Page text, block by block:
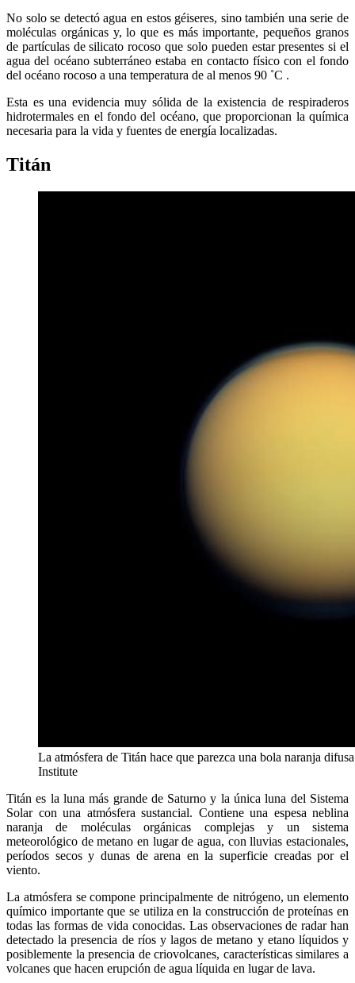
No solo se detectó agua en estos géiseres, sino también una serie de
moléculas orgánicas y, lo que es más importante, pequeños granos
de partículas de silicato rocoso que solo pueden estar presentes si el
agua del océano subterráneo estaba en contacto físico con el fondo
del océano rocoso a una temperatura de al menos 90 ˚C .
Esta es una evidencia muy sólida de la existencia de respiraderos
hidrotermales en el fondo del océano, que proporcionan la química
necesaria para la vida y fuentes de energía localizadas.
Titán
La atmósfera de Titán hace que parezca una bola naranja
Institute
Titán es la luna más grande de Saturno y la única luna del Sistema
Solar con una atmósfera sustancial. Contiene una espesa neblina
naranja de moléculas orgánicas complejas y un sistema
meteorológico de metano en lugar de agua, con lluvias estacionales,
períodos secos y dunas de arena en la superficie creadas por el
viento.
La atmósfera se compone principalmente de nitrógeno, un elemento
químico importante que se utiliza en la construcción de proteínas en
todas las formas de vida conocidas. Las observaciones de radar han
detectado la presencia de ríos y lagos de metano y etano líquidos y
posiblemente la presencia de criovolcanes, características similares a
volcanes que hacen erupción de agua líquida en lugar de lava.